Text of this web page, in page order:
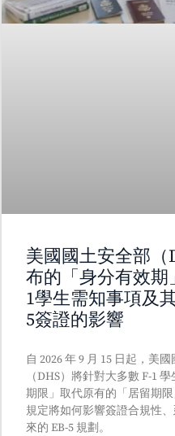
美國國土安全部（
布的「身分有效期
1學生需知事項及
5簽證的影響
自 2026 年 9 月 15 日起，美
（DHS）將針對大多數 F-1
期限」取代原有的「居留期
規定將如何影響簽證合規性
來的 EB-5 規劃。